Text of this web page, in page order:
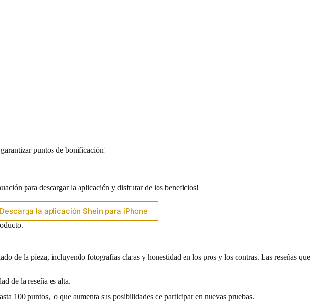
puntos de bonificación!
para descargar la aplicación y disfrutar de los beneficios!
Descarga la aplicación Shein para iPhone
de la pieza, incluyendo fotografías claras y honestidad en los pros y los contras. Las reseñas que
de la reseña es alta.
100 puntos, lo que aumenta sus posibilidades de participar en nuevas pruebas.